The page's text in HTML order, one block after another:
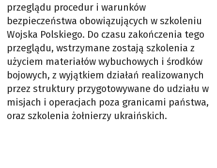
przeglądu procedur i warunków
bezpieczeństwa obowiązujących w szkoleniu
Wojska Polskiego. Do czasu zakończenia tego
przeglądu, wstrzymane zostają szkolenia z
użyciem materiałów wybuchowych i środków
bojowych, z wyjątkiem działań realizowanych
przez struktury przygotowywane do udziału w
misjach i operacjach poza granicami państwa,
oraz szkolenia żołnierzy ukraińskich.